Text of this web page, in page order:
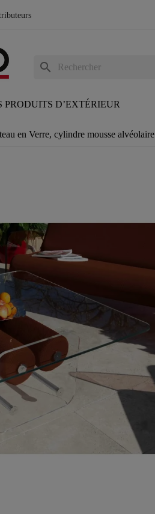
PRODUITS D’EXTÉRIEUR
search
en Verre, cylindre mousse alvéolaire